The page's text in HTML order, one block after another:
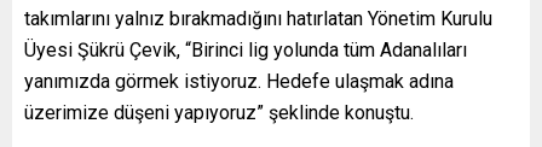
takımlarını yalnız bırakmadığını hatırlatan Yönetim Kurulu
Üyesi Şükrü Çevik, “Birinci lig yolunda tüm Adanalıları
yanımızda görmek istiyoruz. Hedefe ulaşmak adına
üzerimize düşeni yapıyoruz” şeklinde konuştu.